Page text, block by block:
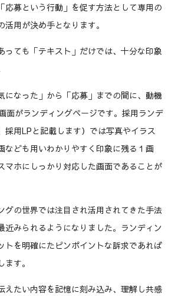
応募という行動」を促す方法として専用の
用が決め手となります。
っても「テキスト」だけでは、十分な印象
になった」から「応募」までの間に、動機
面がランディングページです。採用ランデ
採用LPと記載します）では写真やイラス
なども用いわかりやすく印象に残る１画
マホにしっかり対応した画面であることが
グの世界では注目され活用されてきた手法
近みられるようになりました。ランディン
トを明確にたピンポイントな訴求であれば
す。
えたい内容を記憶に刻み込み、理解し共感